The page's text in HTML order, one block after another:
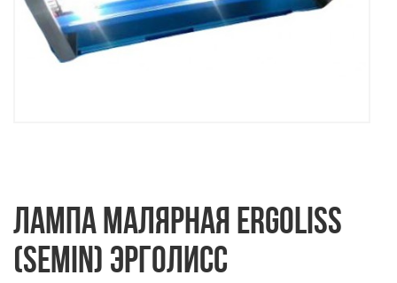
ЛАМПА МАЛЯРНАЯ ERGOLISS
(SEMIN) ЭРГОЛИСС